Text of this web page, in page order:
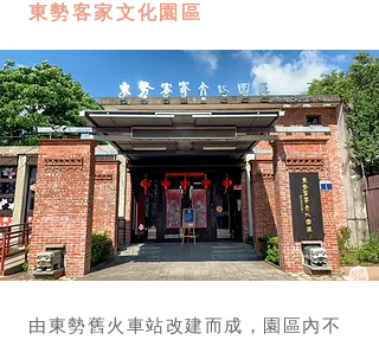
東勢客家文化園區
由東勢舊火車站改建而成，園區內不